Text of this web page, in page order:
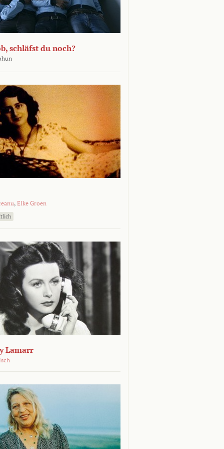
schläfst du noch?
, Elke Groen
Lamarr